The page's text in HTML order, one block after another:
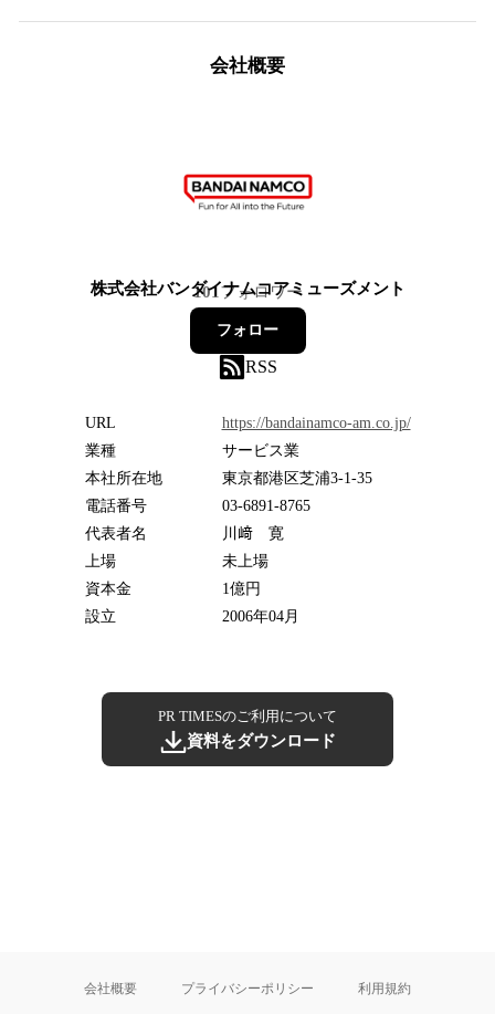
会社概要
株式会社バンダイナムコアミューズメント
101フォロワー
フォロー
RSS
URL
https://bandainamco-am.co.jp/
業種
サービス業
本社所在地
東京都港区芝浦3-1-35
電話番号
03-6891-8765
代表者名
川﨑 寛
上場
未上場
資本金
1億円
設立
2006年04月
PR TIMESのご利用について
資料をダウンロード
会社概要 プライバシーポリシー 利用規約